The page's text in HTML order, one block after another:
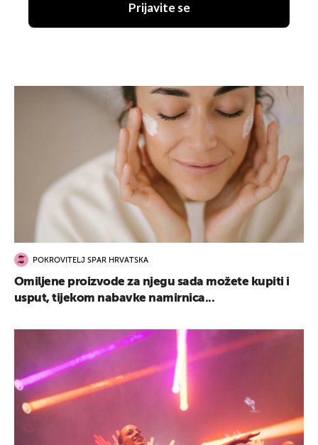
Prijavite se
POKROVITELJ SPAR HRVATSKA
Omiljene proizvode za njegu sada možete kupiti i
usput, tijekom nabavke namirnica...